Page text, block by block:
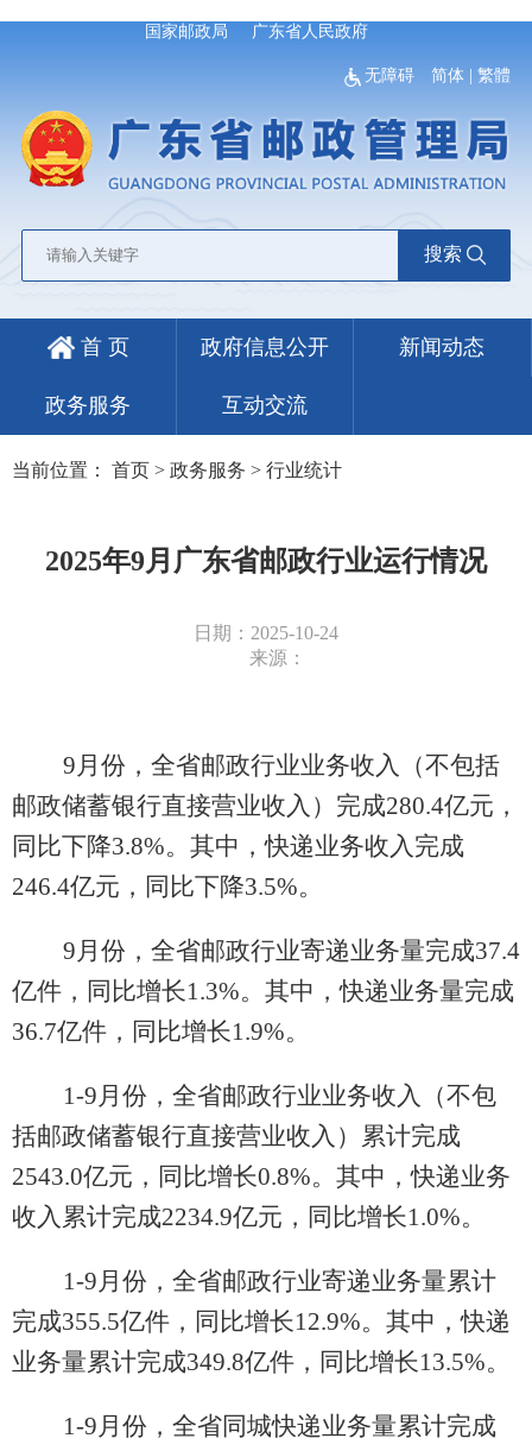
国家邮政局 广东省人民政府
无障碍 简体 |繁體
搜索
首 页 政府信息公开 新闻动态
政务服务 互动交流
当前位置： 首页 > 政务服务 > 行业统计
2025年9月广东省邮政行业运行情况
日期：2025-10-24
来源：
9月份，全省邮政行业业务收入（不包括
邮政储蓄银行直接营业收入）完成280.4亿元，
同比下降3.8%。其中，快递业务收入完成
246.4亿元，同比下降3.5%。
9月份，全省邮政行业寄递业务量完成37.4
亿件，同比增长1.3%。其中，快递业务量完成
36.7亿件，同比增长1.9%。
1-9月份，全省邮政行业业务收入
（不包
括邮政储蓄银行直接营业收入） 累计完成
2543.0亿元，同比增长0.8%。其中，快递业务
收入 累计完成2234.9亿元，同比增长1.0%。
1-9月份，全省邮政行业寄递业务量累计
完成355.5亿件，同比增长12.9%。其中，快递
业务量累计完成349.8亿件，同比增长13.5%。
1-9月份， 全省同城快递业务量累计完成